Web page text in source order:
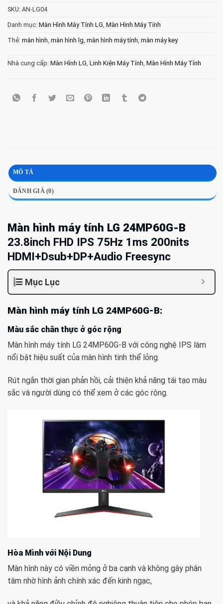
SKU: AN-LG04
Danh mục: Màn Hình Máy Tính LG Màn Hình Máy Tính
Thẻ: màn hình màn hình lg màn hình máy tính màn máy key
Nhà cung cấp: Màn Hình LG Linh Kiện Máy Tính Màn Hình Máy Tính
MÔ TẢ
ĐÁNH GIÁ (0)
Màn hình máy tính LG 24MP60G-B
23.8inch FHD IPS 75Hz 1ms 200nits
HDMI+Dsub+DP+Audio Freesync
Mục Lục
Màn hình máy tính LG 24MP60G-B:
Màu sắc chân thực ở góc rộng
Màn hình máy tính LG 24MP60G-B với công nghệ IPS làm
nổi bật hiệu suất của màn hình tinh thể lỏng.
Rút ngắn thời gian phản hồi, cải thiện khả năng tái tạo màu
sắc và người dùng có thể xem ở các góc rộng.
Hòa Mình với Nội Dung
Màn hình này có viền mỏng ở ba cạnh và không gây phân
tâm nhờ hình ảnh chính xác đến kinh ngạc,